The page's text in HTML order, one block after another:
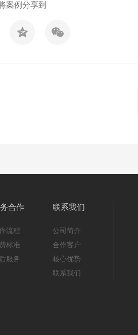
案例分享到
合作
流程
标准
服务
联系我们
公司简介
合作客户
核心优势
联系我们